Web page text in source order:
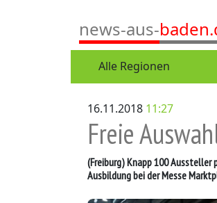
news-aus-
16.11.2018 11:27
Freie
(Freiburg)Knapp 100 Aussteller
Ausbildung bei der Messe